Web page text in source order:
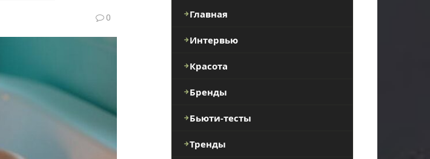
0 Главная
Интервью
Красота
Бренды
Бьюти-тесты
Тренды